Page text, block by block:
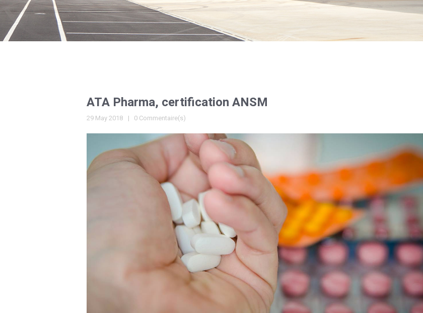
ATA Pharma, certification ANSM
29 May 2018 0 Commentaire(s)